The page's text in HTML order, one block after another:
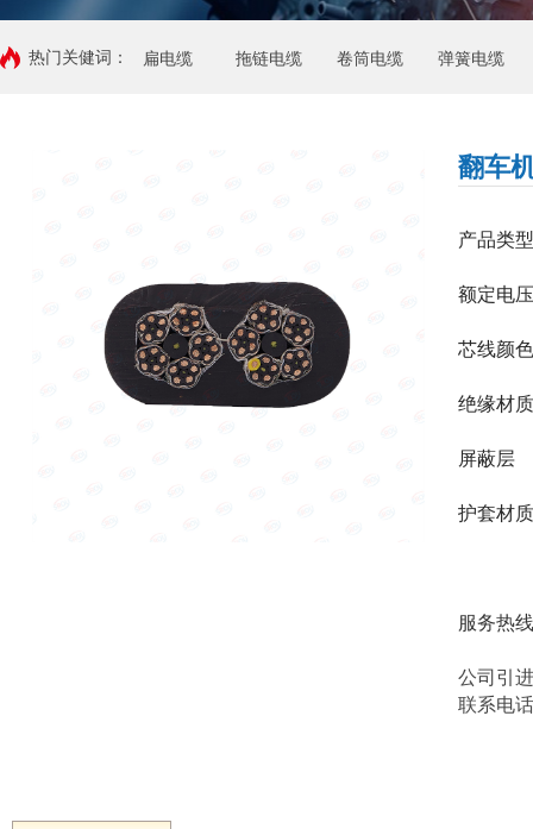
热门关健词： 扁电缆 拖链电缆 卷筒电缆 弹簧电缆
翻车
产品
额定电
芯线颜
绝缘材
屏蔽
护套材
服务热
公司引
联系电